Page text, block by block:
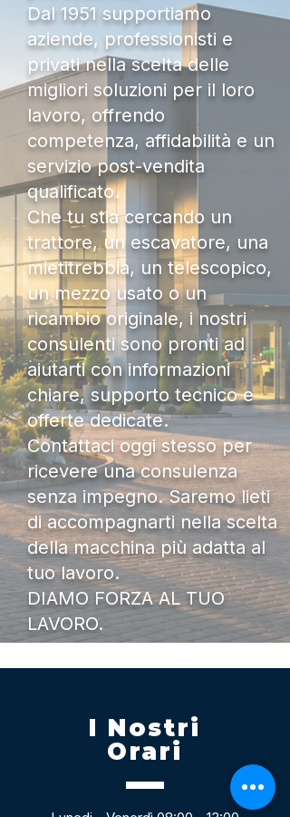
Dal 1951 supportiamo
aziende, professionisti e
privati nella scelta delle
migliori soluzioni per il loro
lavoro, offrendo
competenza, affidabilità e un
servizio post-vendita
qualificato.
Che tu stia cercando un
trattore, un escavatore, una
mietitrebbia, un telescopico,
un mezzo usato o un
ricambio originale, i nostri
consulenti sono pronti ad
aiutarti con informazioni
chiare, supporto tecnico e
offerte dedicate.
Contattaci oggi stesso per
ricevere una consulenza
senza impegno. Saremo lieti
di accompagnarti nella scelta
della macchina più adatta al
tuo lavoro.
DIAMO FORZA AL TUO
LAVORO.
I Nostri
Orari